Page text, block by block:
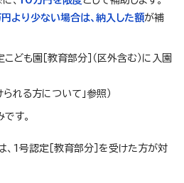
より少ない場合は、納入した額が補
ども園［教育部分］（区外含む）に入園
れる方について」参照）
す。
1号認定［教育部分］を受けた方が対